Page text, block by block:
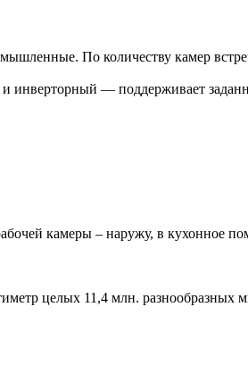
По количеству камер
— поддерживает
камеры – наружу, в кухонное
целых 11,4 млн. разнообразных